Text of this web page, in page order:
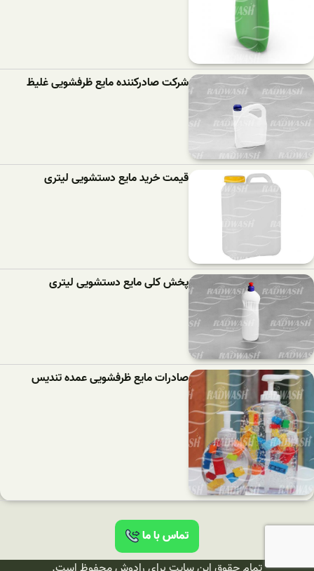
شرکت صادرکننده مایع ظرفشویی غلیظ
قیمت خرید مایع دستشویی لیتری
پخش کلی مایع دستشویی لیتری
صادرات مایع ظرفشویی عمده تندیس
تماس با ما